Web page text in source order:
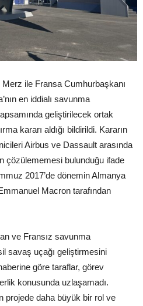
ile Fransa Cumhurbaşkanı
en iddialı savunma
geliştirilecek ortak
kararı aldığı bildirildi. Kararın
Airbus ve Dassault arasında
çözülememesi bulunduğu ifade
2017’de dönemin Almanya
Macron tarafından
ve Fransız savunma
savaş uçağı geliştirmesini
göre taraflar, görev
konusunda uzlaşamadı.
projede daha büyük bir rol ve